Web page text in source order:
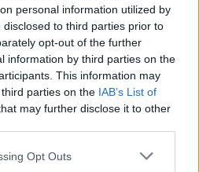
personal information utilized by
to third parties prior to
opt-out of the further
information by third parties on the
This information may
parties on the IAB’s List of
may further disclose it to other
Opt Outs